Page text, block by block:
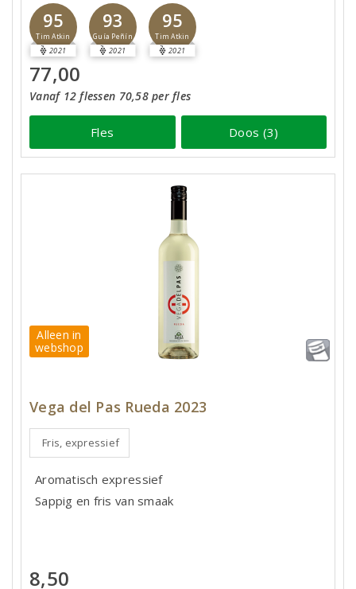
95
Tim Atkin
2021
93
Guía Peñín
2021
95
Tim Atkin
2021
77,00
Vanaf 12 flessen 70,58 per fles
Fles Doos (3)
Alleen in
webshop
Vega del Pas Rueda 2023
Fris, expressief
Aromatisch expressief
Sappig en fris van smaak
8,50